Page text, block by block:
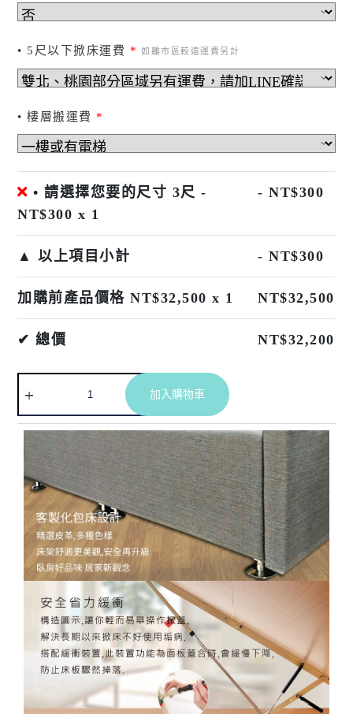
• 5尺以下掀床運費 * 如離市區較遠運費另計
• 樓層搬運費 *
• 請選擇您要的尺寸 3尺 -
NT$300 x 1
- NT$300
▲ 以上項目小計 - NT$300
加購前產品價格 NT$32,500 x 1 NT$32,500
✔ 總價 NT$32,200
加入購物車
t
e
r
n
a
t
v
e